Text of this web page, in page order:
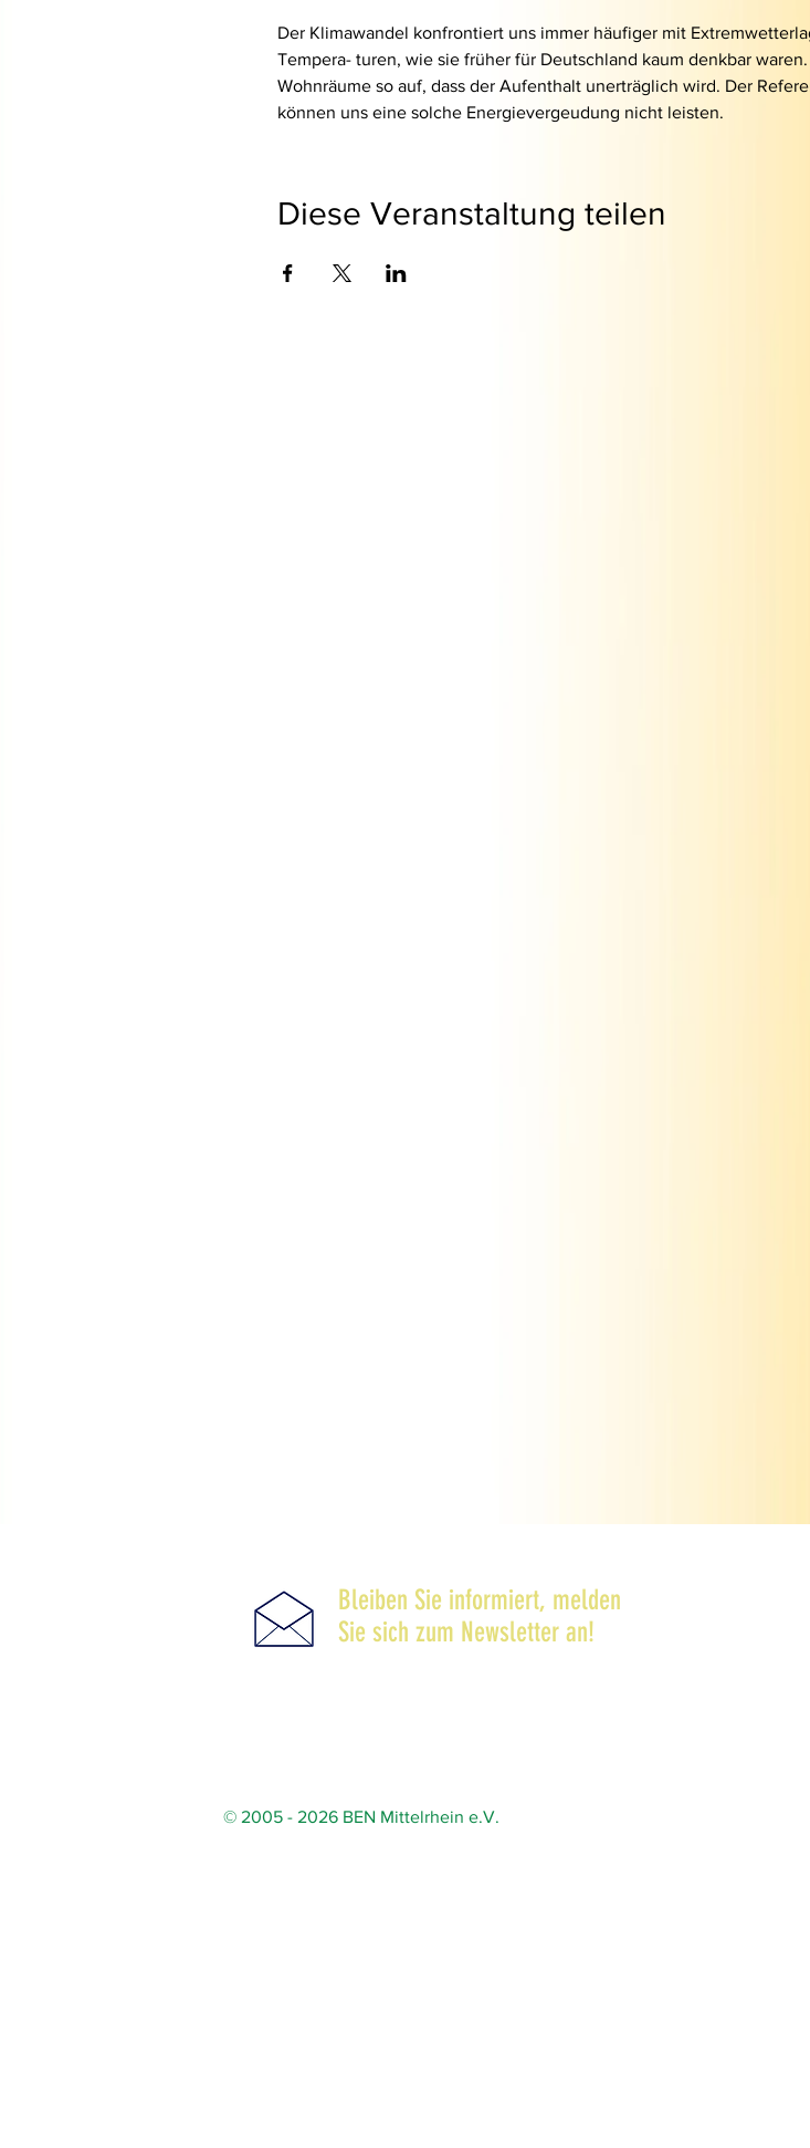
Der Klimawandel konfrontiert uns immer häufiger mit
Tempera- turen, wie sie früher für Deutschland kaum denkbar
Wohnräume so auf, dass der Aufenthalt unerträglich wird. Der
können uns eine solche Energievergeudung nicht leisten.
Diese Veranstaltung teilen
Bleiben Sie informiert, melden
Sie sich zum Newsletter an!
© 2005 - 2026 BEN Mittelrhein e.V.